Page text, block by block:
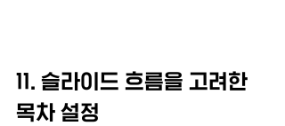
11. 슬라이드 흐름을 고려한
목차 설정